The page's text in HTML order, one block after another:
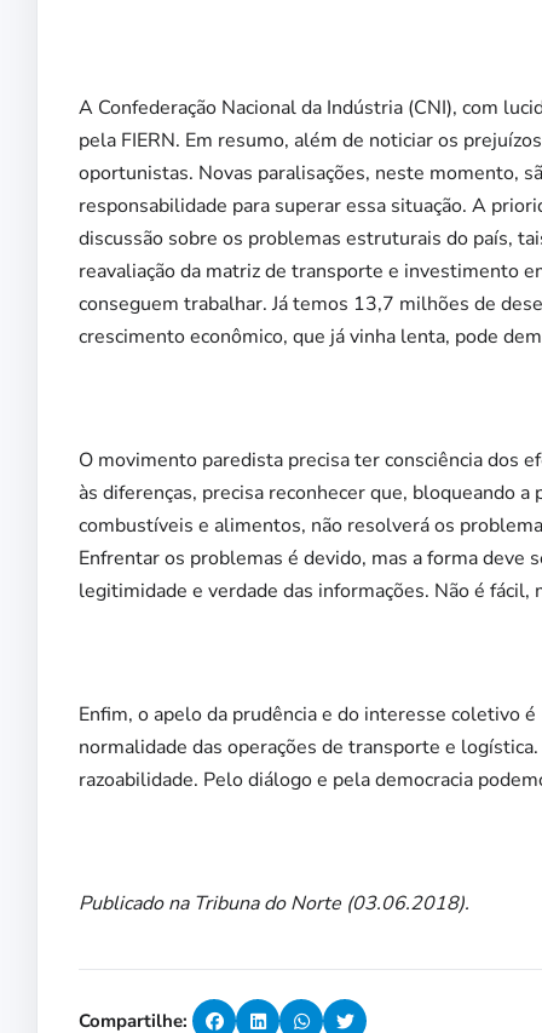
A Confederação Nacional da Indústria (CNI), com
pela FIERN. Em resumo, além de noticiar os
oportunistas. Novas paralisações, neste momento,
responsabilidade para superar essa situação. A
discussão sobre os problemas estruturais do país,
reavaliação da matriz de transporte e investimento
conseguem trabalhar. Já temos 13,7 milhões de
crescimento econômico, que já vinha lenta, pode
O movimento paredista precisa ter consciência dos
às diferenças, precisa reconhecer que, bloqueando
combustíveis e alimentos, não resolverá os
Enfrentar os problemas é devido, mas a forma deve
legitimidade e verdade das informações. Não é fácil,
Enfim, o apelo da prudência e do interesse coletivo
normalidade das operações de transporte e
razoabilidade. Pelo diálogo e pela democracia
Publicado na Tribuna do Norte (03.06.2018).
Compartilhe: